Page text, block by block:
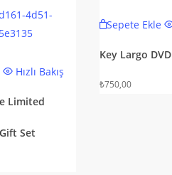
Hızlı Bakış
Limited
Set
Sepete Ekle
Key Largo DVD
₺750,00